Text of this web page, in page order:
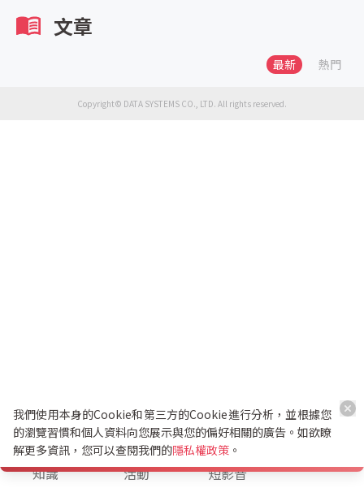
文章
最新 熱門
Copyright© DATA SYSTEMS CO., LTD. All rights reserved.
知識 活動 短影音
K幣兌換
我們使用本身的Cookie和第三方的Cookie進行分析，並根據您
的瀏覽習慣和個人資料向您展示與您的偏好相關的廣告。如欲瞭
解更多資訊，您可以查閱我們的隱私權政策 。